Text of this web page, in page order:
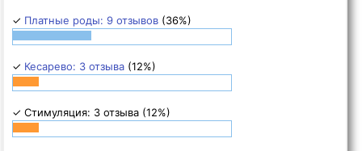
✓ Платные роды: 9 отзывов (36%)
✓ Кесарево: 3 отзыва (12%)
✓ Стимуляция: 3 отзыва (12%)